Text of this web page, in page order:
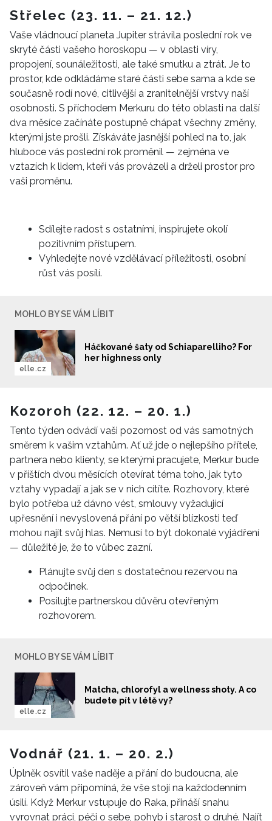
Střelec (23. 11. – 21. 12.)
Vaše vládnoucí planeta Jupiter strávila poslední rok ve
skryté části vašeho horoskopu — v oblasti víry,
propojení, sounáležitosti, ale také smutku a ztrát. Je to
prostor, kde odkládáme staré části sebe sama a kde se
současně rodí nové, citlivější a zranitelnější vrstvy naší
osobnosti. S příchodem Merkuru do této oblasti na další
dva měsíce začínáte postupně chápat všechny změny,
kterými jste prošli. Získáváte jasnější pohled na to, jak
hluboce vás poslední rok proměnil — zejména ve
vztazích k lidem, kteří vás provázeli a drželi prostor pro
vaši proměnu.
Sdílejte radost s ostatními, inspirujete okolí
pozitivním přístupem.
Vyhledejte nové vzdělávací příležitosti, osobní
růst vás posílí.
MOHLO BY SE VÁM LÍBIT
Háčkované šaty od Schiaparelliho? For
her highness only
elle.cz
Kozoroh (22. 12. – 20. 1.)
Tento týden odvádí vaši pozornost od vás samotných
směrem k vašim vztahům. Ať už jde o nejlepšího přítele,
partnera nebo klienty, se kterými pracujete, Merkur bude
v příštích dvou měsících otevírat téma toho, jak tyto
vztahy vypadají a jak se v nich cítíte. Rozhovory, které
bylo potřeba už dávno vést, smlouvy vyžadující
upřesnění i nevyslovená přání po větší blízkosti teď
mohou najít svůj hlas. Nemusí to být dokonalé vyjádření
— důležité je, že to vůbec zazní.
Plánujte svůj den s dostatečnou rezervou na
odpočinek.
Posilujte partnerskou důvěru otevřeným
rozhovorem.
MOHLO BY SE VÁM LÍBIT
Matcha, chlorofyl a wellness shoty. A co
budete pít v létě vy?
elle.cz
Vodnář (21. 1. – 20. 2.)
Úplněk osvítil vaše naděje a přání do budoucna, ale
zároveň vám připomíná, že vše stojí na každodenním
úsilí. Když Merkur vstupuje do Raka, přináší snahu
vyrovnat práci, péči o sebe, pohyb i starost o druhé. Najít